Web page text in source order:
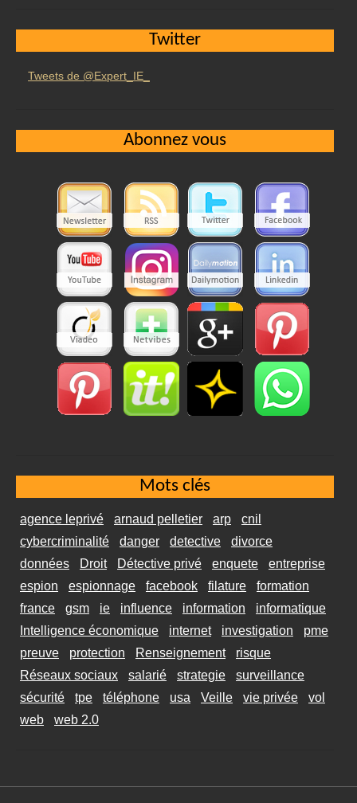
Twitter
Tweets de @Expert_IE_
Abonnez vous
Mots clés
agence leprivé arnaud pelletier arp
cnil
cybercriminalité
danger detective
divorce
données
Droit Détective privé enquete
entreprise
espion
espionnage facebook filature
formation
france
gsm ie influence information
informatique
Intelligence économique
internet investigation
pme
preuve
protection Renseignement
risque
Réseaux sociaux
salarié strategie
surveillance
sécurité
tpe téléphone usa Veille vie privée
vol
web
web 2.0